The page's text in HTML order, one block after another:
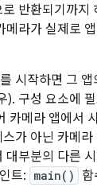
반환되기까지
메라가 실제로
시작하면 그
). 구성 요소에
카메라 앱에서
가 아닌 카메
대부분의 다른
트: main()